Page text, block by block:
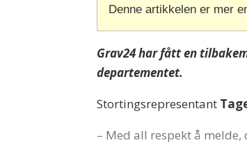
Denne artikkelen er mer
Grav24 har fått en
departementet.
Stortingsrepresentant
– Med all respekt å